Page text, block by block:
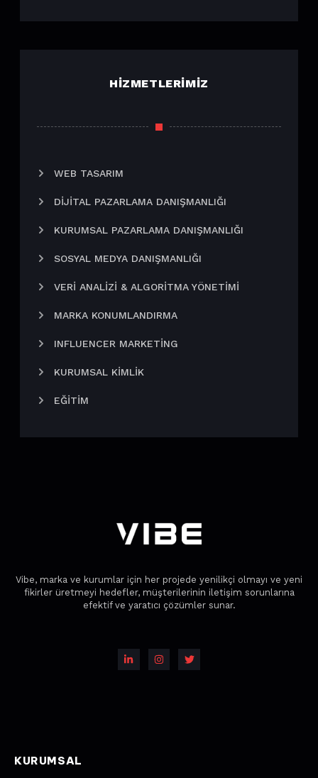
HIZMETLERIMIZ
WEB TASARIM
DIJITAL PAZARLAMA DANIŞMANLIĞI
KURUMSAL PAZARLAMA DANIŞMANLIĞI
SOSYAL MEDYA DANIŞMANLIĞI
VERI ANALIZI & ALGORITMA YÖNETIMI
MARKA KONUMLANDIRMA
INFLUENCER MARKETING
KURUMSAL KIMLIK
EĞITIM
Vibe, marka ve kurumlar için her projede yenilikçi olmayı ve yeni
fikirler üretmeyi hedefler, müşterilerinin iletişim sorunlarına
efektif ve yaratıcı çözümler sunar.
KURUMSAL